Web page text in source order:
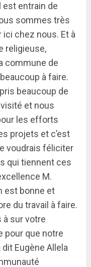
est entrain de
sommes très
chez nous. Et à
religieuse,
commune de
à faire.
beaucoup de
et nous
les efforts
projets et c’est
voudrais féliciter
qui tiennent ces
M.
est bonne et
du travail à faire.
à sur votre
pour que notre
Eugène Allela